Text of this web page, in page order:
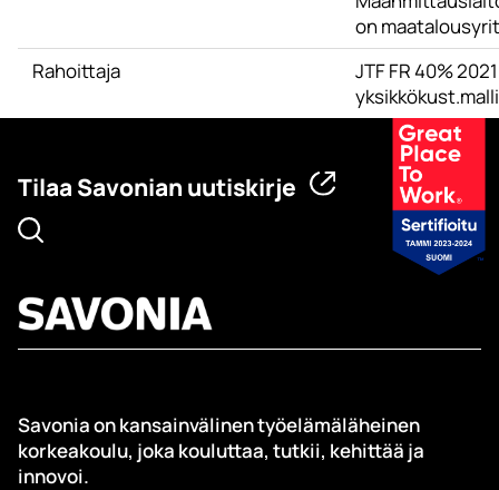
on
Rahoittaja
JTF FR 40%
yksikkökust.malli
Tilaa Savonian uutiskirje
Savonia on kansainvälinen työelämäläheinen
korkeakoulu, joka kouluttaa, tutkii, kehittää ja
innovoi.